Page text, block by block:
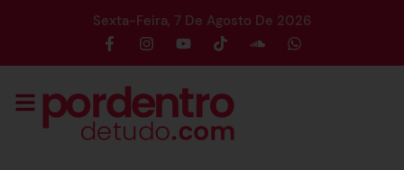
Sexta-Feira, 7 De Agosto De 2026